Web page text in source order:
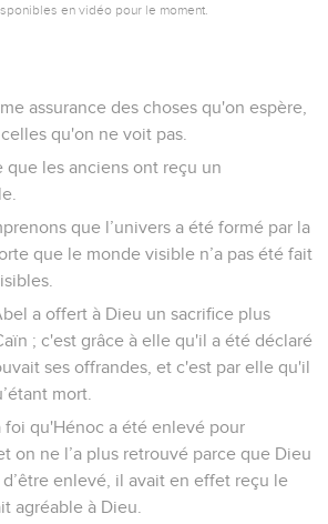
en vidéo pour le moment.
assurance des choses qu'on espère,
qu'on ne voit pas.
que les anciens ont reçu un
que l’univers a été formé par la
que le monde visible n’a pas été fait
a offert à Dieu un sacrifice plus
; c'est grâce à elle qu'il a été déclaré
ses offrandes, et c'est par elle qu'il
mort.
foi qu'Hénoc a été enlevé pour
on ne l’a plus retrouvé parce que Dieu
enlevé, il avait en effet reçu le
agréable à Dieu.